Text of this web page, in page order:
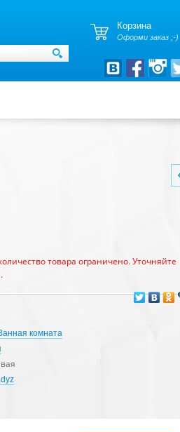
Корзина
Оформи заказ ;-)
товара ограничено. Уточняйте
комната